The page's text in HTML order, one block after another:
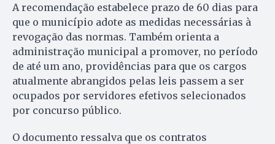
A recomendação estabelece prazo de 60 dias para
que o município adote as medidas necessárias à
revogação das normas. Também orienta a
administração municipal a promover, no período
de até um ano, providências para que os cargos
atualmente abrangidos pelas leis passem a ser
ocupados por servidores efetivos selecionados
por concurso público.
O documento ressalva que os contratos